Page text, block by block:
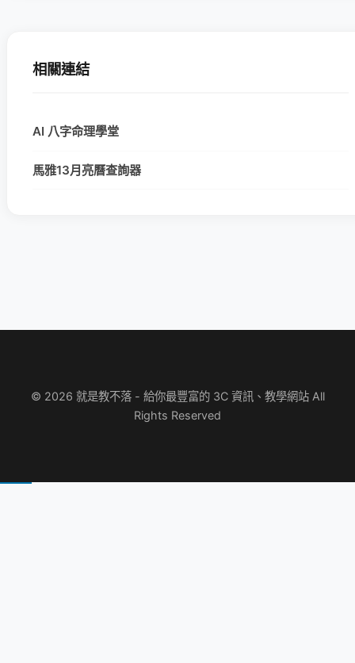
相關連結
AI 八字命理學堂
馬雅13月亮曆查詢器
© 2026 就是教不落 - 給你最豐富的 3C 資訊、教學網站 All
Rights Reserved